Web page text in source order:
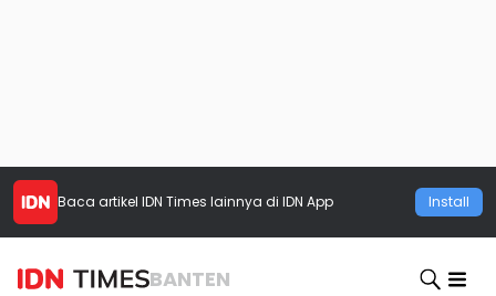
Baca artikel IDN Times lainnya di IDN App Install
BANTEN